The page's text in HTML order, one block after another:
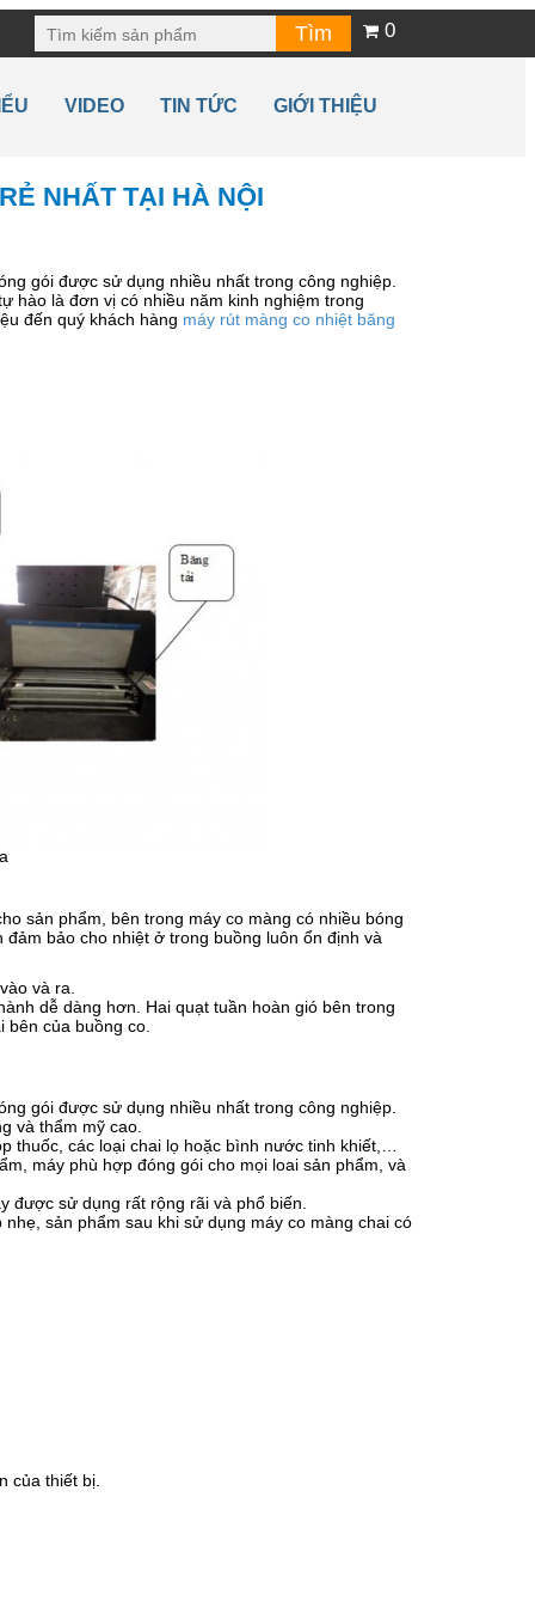
0
VIDEO TIN TỨC GIỚI THIỆU
NHẤT TẠI HÀ NỘI
gói được sử dụng nhiều nhất trong công nghiệp.
hào là đơn vị có nhiều năm kinh nghiệm trong
đến quý khách hàng máy rút màng co nhiệt băng
sản phẩm, bên trong máy co màng có nhiều bóng
bảo cho nhiệt ở trong buồng luôn ổn định và
và ra.
dễ dàng hơn. Hai quạt tuần hoàn gió bên trong
của buồng co.
gói được sử dụng nhiều nhất trong công nghiệp.
và thẩm mỹ cao.
thuốc, các loại chai lọ hoặc bình nước tinh khiết,…
máy phù hợp đóng gói cho mọi loai sản phẩm, và
được sử dụng rất rộng rãi và phổ biến.
sản phẩm sau khi sử dụng máy co màng chai có
của thiết bị.